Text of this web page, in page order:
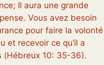
Il aura une grande
Vous avez besoin
pour faire la volonté
et recevoir ce qu’il a
(Hébreux 10: 35-36).